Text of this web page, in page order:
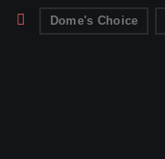
Dome's Choice